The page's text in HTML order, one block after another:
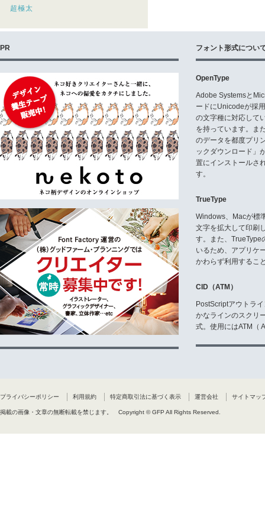
超極太
PR フォント形式につい
OpenType
Adobe Systemsと
ードにUnicodeが採
の文字種に対応して
を持っています。ま
のデータを都度プリ
ックダウンロード」
置にインストールさ
す。
TrueType
Windows、Macが標
文字を拡大して印刷
す。また、TrueType
いるため、アプリケ
かわらず利用するこ
CID（ATM）
PostScriptアウトラ
かなラインのスクリ
式。使用にはATM（
プライバシーポリシー 利用規約 特定商取引法に基づく表示 運営会社 サイトマッ
掲載の画像・文章の無断転載を禁じます。 Copyright © GFP All Rights Reserved.